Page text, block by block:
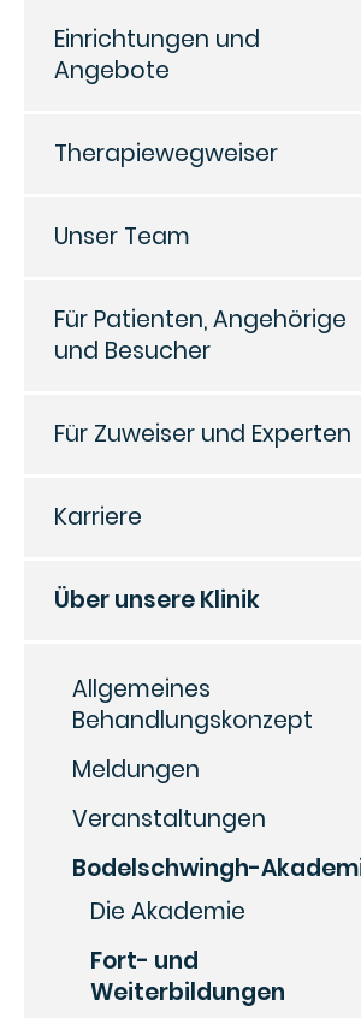
Einrichtungen und
Angebote
Therapiewegweiser
Unser Team
Für Patienten, Angehörige
und Besucher
Für Zuweiser und Experten
Karriere
Über unsere Klinik
Allgemeines
Behandlungskonzept
Meldungen
Veranstaltungen
Bodelschwingh-
Die Akademie
Fort- und
Weiterbildungen